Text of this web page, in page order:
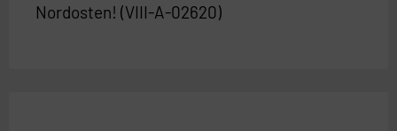
Nordosten! (VIII-A-02620)